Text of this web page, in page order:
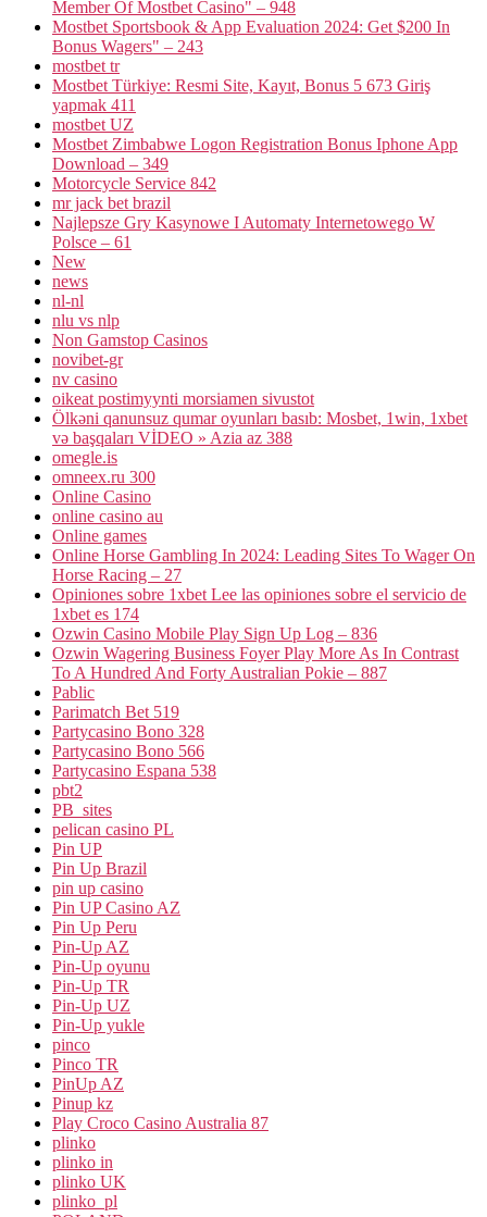
Member Of Mostbet Casino" – 948
Mostbet Sportsbook & App Evaluation 2024: Get $200 In
Bonus Wagers" – 243
mostbet tr
Mostbet Türkiye: Resmi Site, Kayıt, Bonus 5 673 Giriş
yapmak 411
mostbet UZ
Mostbet Zimbabwe Logon Registration Bonus Iphone App
Download – 349
Motorcycle Service 842
mr jack bet brazil
Najlepsze Gry Kasynowe I Automaty Internetowego W
Polsce – 61
New
news
nl-nl
nlu vs nlp
Non Gamstop Casinos
novibet-gr
nv casino
oikeat postimyynti morsiamen sivustot
Ölkəni qanunsuz qumar oyunları basıb: Mosbet, 1win, 1xbet
və başqaları VİDEO » Azia az 388
omegle.is
omneex.ru 300
Online Casino
online casino au
Online games
Online Horse Gambling In 2024: Leading Sites To Wager On
Horse Racing – 27
Opiniones sobre 1xbet Lee las opiniones sobre el servicio de
1xbet es 174
Ozwin Casino Mobile Play Sign Up Log – 836
Ozwin Wagering Business Foyer Play More As In Contrast
To A Hundred And Forty Australian Pokie – 887
Pablic
Parimatch Bet 519
Partycasino Bono 328
Partycasino Bono 566
Partycasino Espana 538
pbt2
PB_sites
pelican casino PL
Pin UP
Pin Up Brazil
pin up casino
Pin UP Casino AZ
Pin Up Peru
Pin-Up AZ
Pin-Up oyunu
Pin-Up TR
Pin-Up UZ
Pin-Up yukle
pinco
Pinco TR
PinUp AZ
Pinup kz
Play Croco Casino Australia 87
plinko
plinko in
plinko UK
plinko_pl